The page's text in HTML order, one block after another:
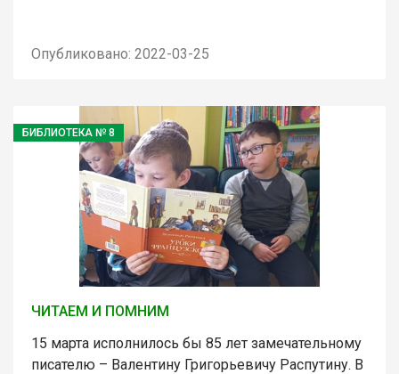
Опубликовано: 2022-03-25
БИБЛИОТЕКА № 8
ЧИТАЕМ И ПОМНИМ
15 марта исполнилось бы 85 лет замечательному
писателю – Валентину Григорьевичу Распутину. В